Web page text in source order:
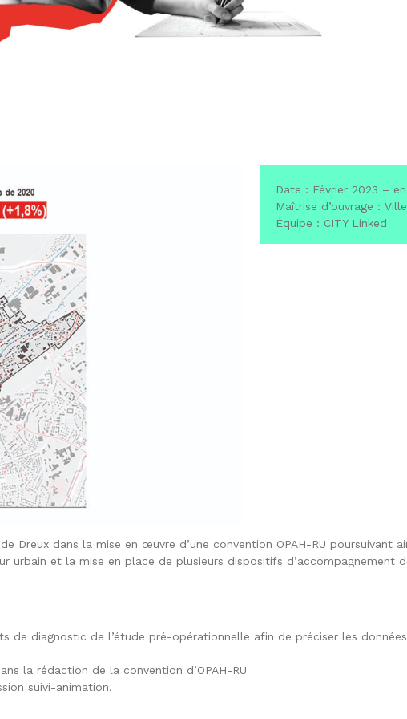
Date : Février 2023 –
Maîtrise d’ouvrage :
Équipe : CITY Linked
Dreux dans la mise en œuvre d’une convention OPAH-RU poursuivant
et la mise en place de plusieurs dispositifs d’accompagnement
de diagnostic de l’étude pré-opérationnelle afin de préciser les
la rédaction de la convention d’OPAH-RU
suivi-animation.